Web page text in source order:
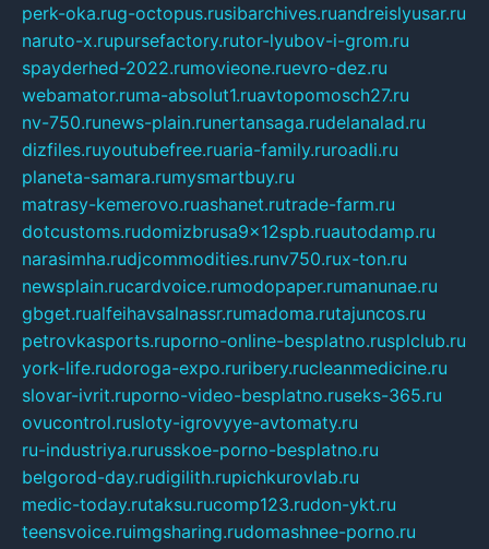
perk-oka.rug-octopus.rusibarchives.ruandreislyusar.ru
naruto-x.rupursefactory.rutor-lyubov-i-grom.ru
spayderhed-2022.rumovieone.ruevro-dez.ru
webamator.ruma-absolut1.ruavtopomosch27.ru
nv-750.runews-plain.runertansaga.rudelanalad.ru
dizfiles.ruyoutubefree.ruaria-family.ruroadli.ru
planeta-samara.rumysmartbuy.ru
matrasy-kemerovo.ruashanet.rutrade-farm.ru
dotcustoms.rudomizbrusa9x12spb.ruautodamp.ru
narasimha.rudjcommodities.runv750.rux-ton.ru
newsplain.rucardvoice.rumodopaper.rumanunae.ru
gbget.rualfeihavsalnassr.rumadoma.rutajuncos.ru
petrovkasports.ruporno-online-besplatno.rusplclub.ru
york-life.rudoroga-expo.ruribery.rucleanmedicine.ru
slovar-ivrit.ruporno-video-besplatno.ruseks-365.ru
ovucontrol.rusloty-igrovyye-avtomaty.ru
ru-industriya.rurusskoe-porno-besplatno.ru
belgorod-day.rudigilith.rupichkurovlab.ru
medic-today.rutaksu.rucomp123.rudon-ykt.ru
teensvoice.ruimgsharing.rudomashnee-porno.ru